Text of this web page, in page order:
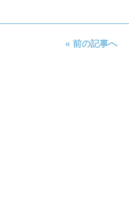
« 前の記事へ